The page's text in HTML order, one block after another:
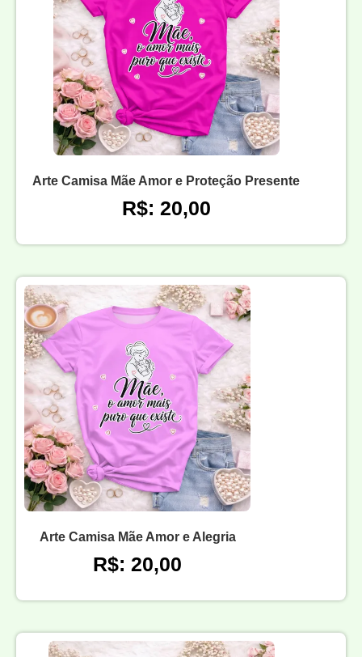
Arte Camisa Mãe Amor e Proteção Presente
R$: 20,00
Arte Camisa Mãe Amor e Alegria
R$: 20,00